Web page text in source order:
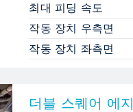
최대 피딩 속도
작동 장치 우측면
작동 장치 좌측면
더블 스퀘어 에